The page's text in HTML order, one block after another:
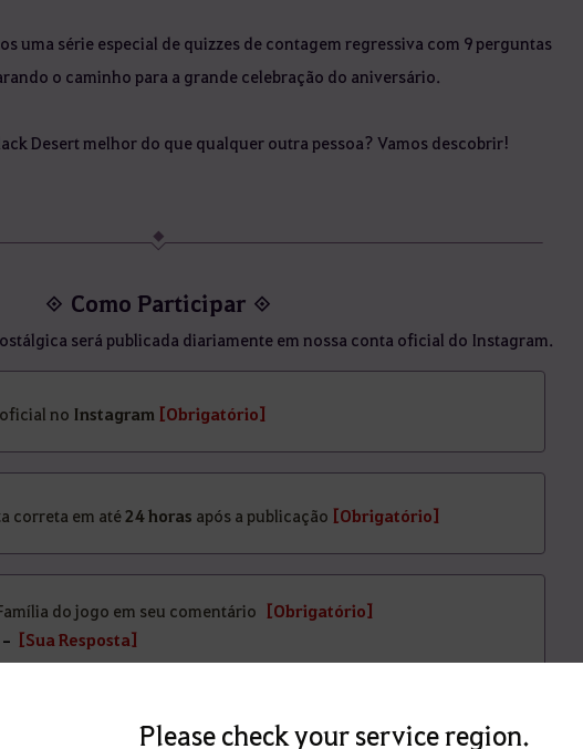
Please check your service region.
uma série especial de quizzes de contagem regressiva com 9 perguntas
o caminho para a grande celebração do aniversário.
Desert melhor do que qualquer outra pessoa? Vamos descobrir!
◈ Como Participar ◈
será publicada diariamente em nossa conta oficial do Instagram.
no Instagram [Obrigatório]
correta em até24 horas após a publicação [Obrigatório]
do jogo em seu comentário [Obrigatório]
[Sua Resposta]
editados após serem publicados não serão considerados